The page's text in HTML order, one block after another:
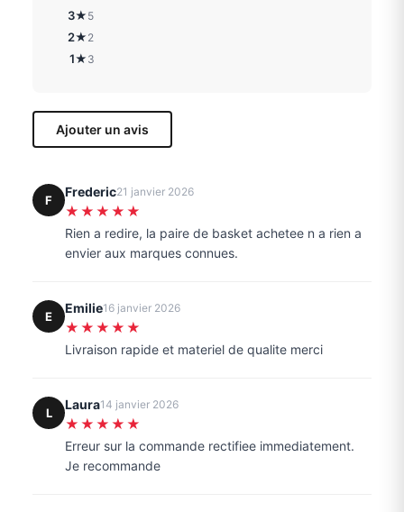
3★ 5
2★ 2
1★ 3
Ajouter un avis
F
Frederic21 janvier 2026
★★★★★
Rien a redire, la paire de basket achetee n a rien a
envier aux marques connues.
E
Emilie16 janvier 2026
★★★★★
Livraison rapide et materiel de qualite merci
L
Laura14 janvier 2026
★★★★★
Erreur sur la commande rectifiee immediatement.
Je recommande